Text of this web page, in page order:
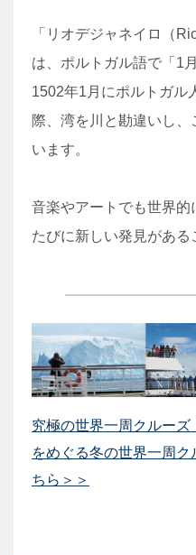
「リオデジャネイロ（
は、ポルトガル語で「1
1502年1月にポルトガル
際、湾を川と勘違いし
います。
音楽やアートでも世界的
たびに新しい発見がある
究極の世界一周クルー
をめぐる冬の世界一周ク
ちら＞＞